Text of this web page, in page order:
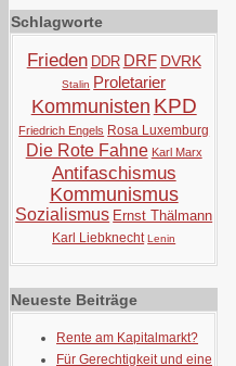
Schlagworte
Frieden DDR DRF DVRK
Stalin Proletarier
Kommunisten KPD
Friedrich Engels Rosa Luxemburg
Die Rote Fahne Karl Marx
Antifaschismus
Kommunismus
Sozialismus Ernst Thälmann
Karl Liebknecht Lenin
Neueste Beiträge
Rente am Kapitalmarkt?
Für Gerechtigkeit und eine